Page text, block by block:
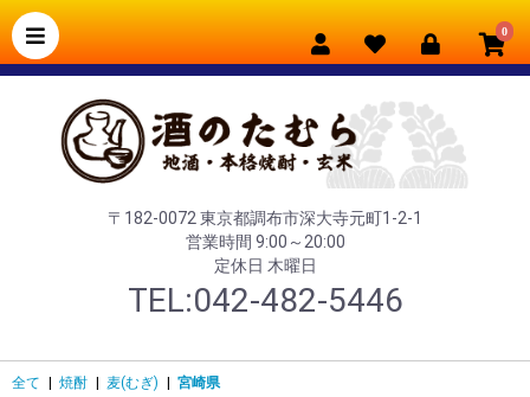
0
〒182-0072 東京都調布市深大寺元町1-2-1
営業時間 9:00～20:00
定休日 木曜日
TEL:042-482-5446
全て 焼酎 麦(むぎ) 宮崎県